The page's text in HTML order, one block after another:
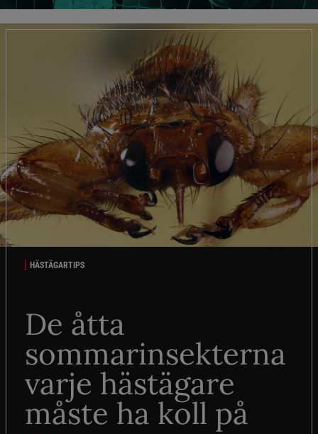
HÄSTÄGARTIPS
De åtta
sommarinsekterna
varje hästägare
måste ha koll på